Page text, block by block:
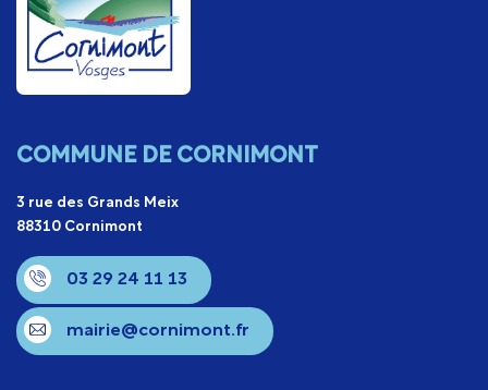
COMMUNE DE CORNIMONT
3 rue des Grands Meix
88310 Cornimont
03 29 24 11 13
mairie@cornimont.fr